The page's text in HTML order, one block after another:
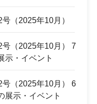
（2025年10月）
（2025年10月） 7
示・イベント
号（2025年10月） 6
展示・イベント